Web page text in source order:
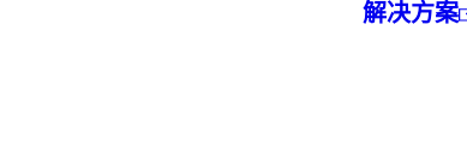
解决方案